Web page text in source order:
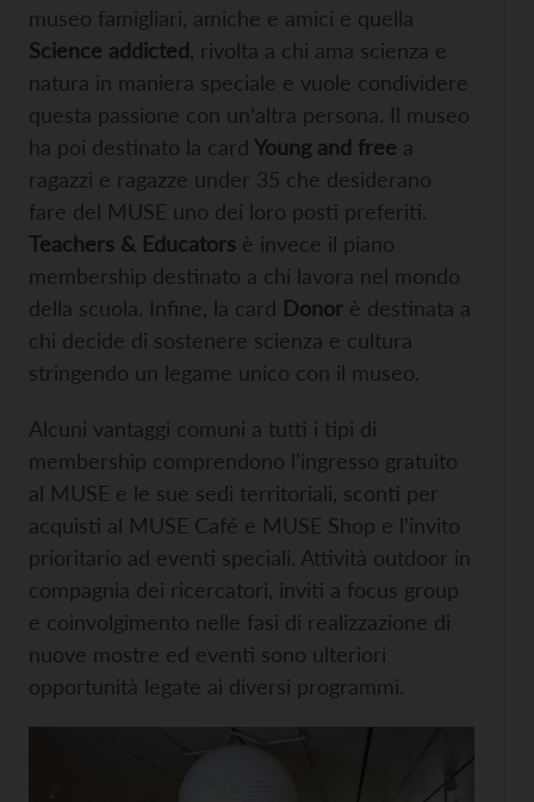
museo famigliari, amiche e amici e quella
Science addicted , rivolta a chi ama scienza e
natura in maniera speciale e vuole condividere
questa passione con un’altra persona. Il museo
ha poi destinato la card Young and free a
ragazzi e ragazze under 35 che desiderano
fare del MUSE uno dei loro posti preferiti.
Teachers & Educators è invece il piano
membership destinato a chi lavora nel mondo
della scuola. Infine, la card Donor è destinata a
chi decide di sostenere scienza e cultura
stringendo un legame unico con il museo.
Alcuni vantaggi comuni a tutti i tipi di
membership comprendono l’ingresso gratuito
al MUSE e le sue sedi territoriali, sconti per
acquisti al MUSE Café e MUSE Shop e l’invito
prioritario ad eventi speciali. Attività outdoor in
compagnia dei ricercatori, inviti a focus group
e coinvolgimento nelle fasi di realizzazione di
nuove mostre ed eventi sono ulteriori
opportunità legate ai diversi programmi.